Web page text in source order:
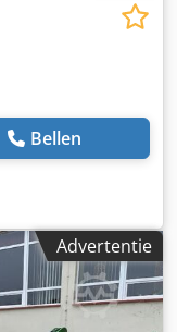
Bellen
Advertentie